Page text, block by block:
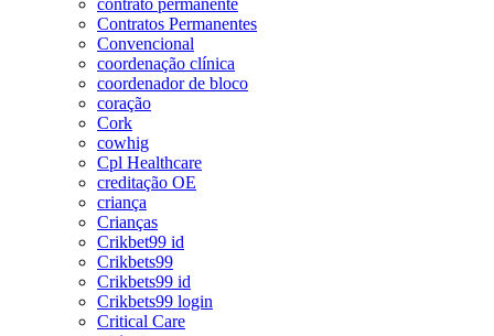
Contratos Permanentes
Convencional
coordenação clínica
coordenador de bloco
coração
Cork
cowhig
Cpl Healthcare
creditação OE
criança
Crianças
Crikbet99 id
Crikbets99
Crikbets99 id
Crikbets99 login
Critical Care